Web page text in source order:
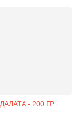
- 200 ГР.